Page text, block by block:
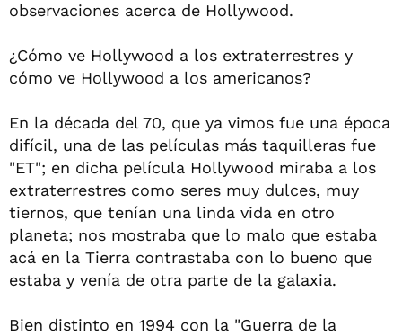
observaciones acerca de Hollywood.
¿Cómo ve Hollywood a los extraterrestres y
cómo ve Hollywood a los americanos?
En la década del 70, que ya vimos fue una época
difícil, una de las películas más taquilleras fue
"ET"; en dicha película Hollywood miraba a los
extraterrestres como seres muy dulces, muy
tiernos, que tenían una linda vida en otro
planeta; nos mostraba que lo malo que estaba
acá en la Tierra contrastaba con lo bueno que
estaba y venía de otra parte de la galaxia.
Bien distinto en 1994 con la "Guerra de la